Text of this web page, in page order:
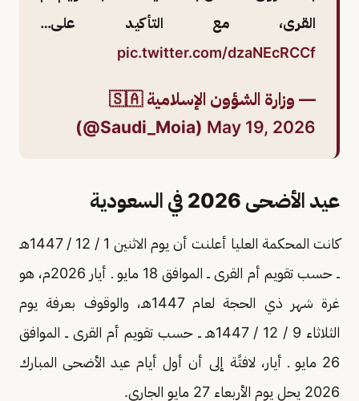
القرى، مع التأكيد على…
pic.twitter.com/dzaNEcRCCf
— وزارة الشؤون الإسلامية 🇸🇦
(@Saudi_Moia) May 19, 2026
عيد الأضحى 2026 في السعودية
كانت المحكمة العليا أعلنت أن يوم الاثنين 1 / 12 / 1447هـ
ــ حسب تقويم أم القرى ــ الموافق 18 مايو ـ أيار 2026م، هو
غرة شهر ذي الحجة لعام 1447هـ، والوقوف بعرفة يوم
الثلاثاء 9 / 12 / 1447هـ ــ حسب تقويم أم القرى ــ الموافق
26 مايو ـ أيار، لافتًة إلى أن أول أيام عيد الأضحى المبارك
2026 يحل يوم الأربعاء 27 مايو الجاري.